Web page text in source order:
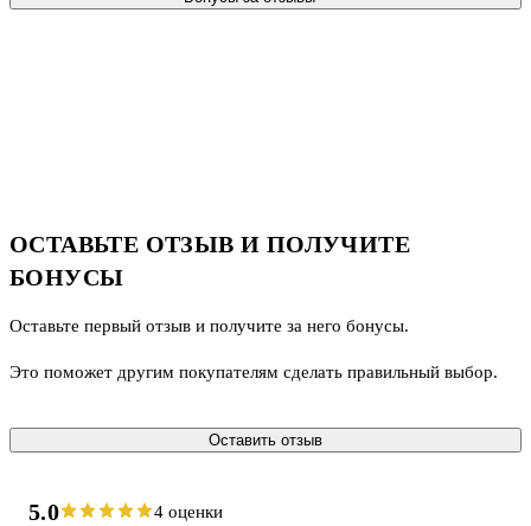
ОСТАВЬТЕ ОТЗЫВ И ПОЛУЧИТЕ
БОНУСЫ
Оставьте первый отзыв и получите за него бонусы.
Это поможет другим покупателям сделать правильный выбор.
Оставить отзыв
5.0 4 оценки